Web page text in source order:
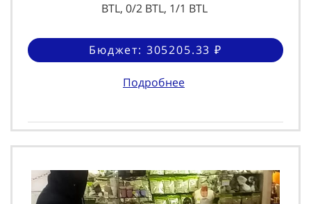
BTL, 0/2 BTL, 1/1 BTL
Бюджет: 305205.33 ₽
Подробнее